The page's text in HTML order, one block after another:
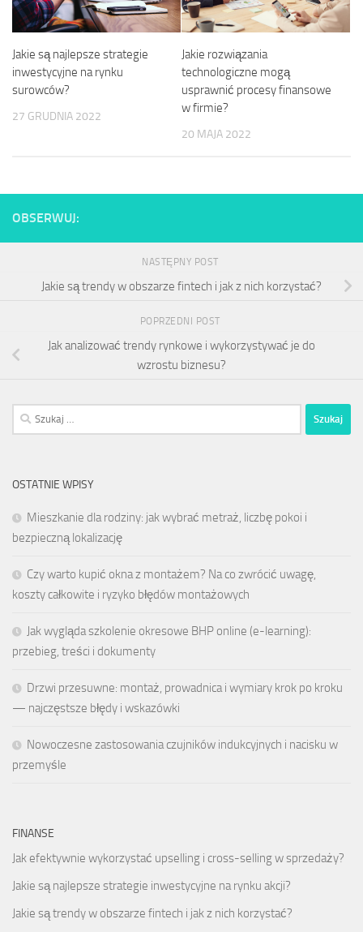
Jakie są najlepsze strategie
inwestycyjne na rynku
surowców?
27 GRUDNIA 2022
Jakie rozwiązania
technologiczne mogą
usprawnić procesy finansowe
w firmie?
20 MAJA 2022
OBSERWUJ:
NASTĘPNY POST
Jakie są trendy w obszarze fintech i jak z nich korzystać?
POPRZEDNI POST
Jak analizować trendy rynkowe i wykorzystywać je do
wzrostu biznesu?
Szukaj:
OSTATNIE WPISY
Mieszkanie dla rodziny: jak wybrać metraż, liczbę pokoi i
bezpieczną lokalizację
Czy warto kupić okna z montażem? Na co zwrócić uwagę,
koszty całkowite i ryzyko błędów montażowych
Jak wygląda szkolenie okresowe BHP online (e-learning):
przebieg, treści i dokumenty
Drzwi przesuwne: montaż, prowadnica i wymiary krok po kroku
— najczęstsze błędy i wskazówki
Nowoczesne zastosowania czujników indukcyjnych i nacisku w
przemyśle
FINANSE
Jak efektywnie wykorzystać upselling i cross-selling w sprzedaży?
Jakie są najlepsze strategie inwestycyjne na rynku akcji?
Jakie są trendy w obszarze fintech i jak z nich korzystać?